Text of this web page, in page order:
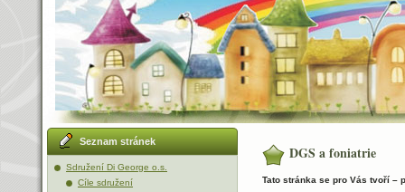
Seznam stránek
Sdružení Di George o.s.
Cíle sdružení
DGS a foniatrie
Tato stránka se pro Vás tvoří –